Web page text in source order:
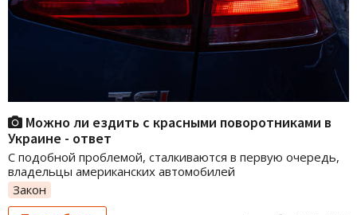
Можно ли ездить с красными поворотниками в
Украине - ответ
С подобной проблемой, сталкиваются в первую очередь,
владельцы американских автомобилей
Закон